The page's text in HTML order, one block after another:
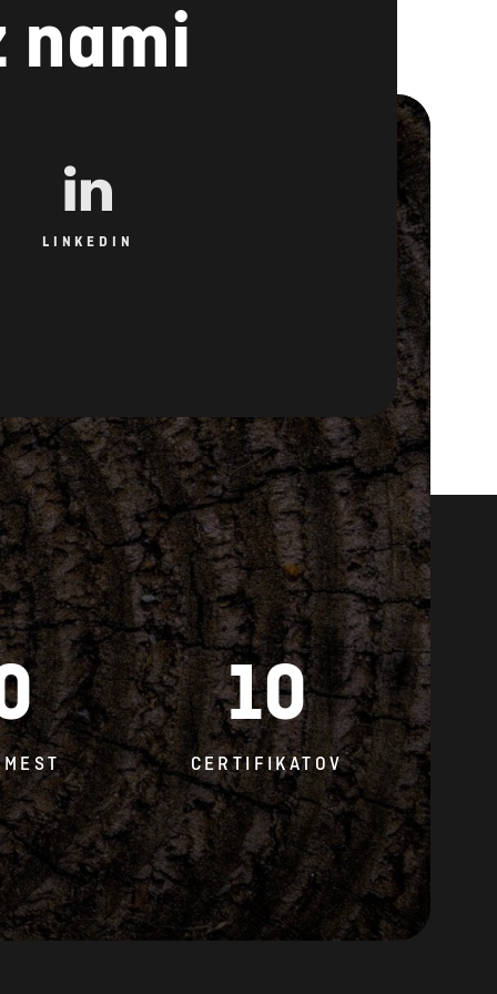
nami
LINKEDIN
10
CERTIFIKATOV